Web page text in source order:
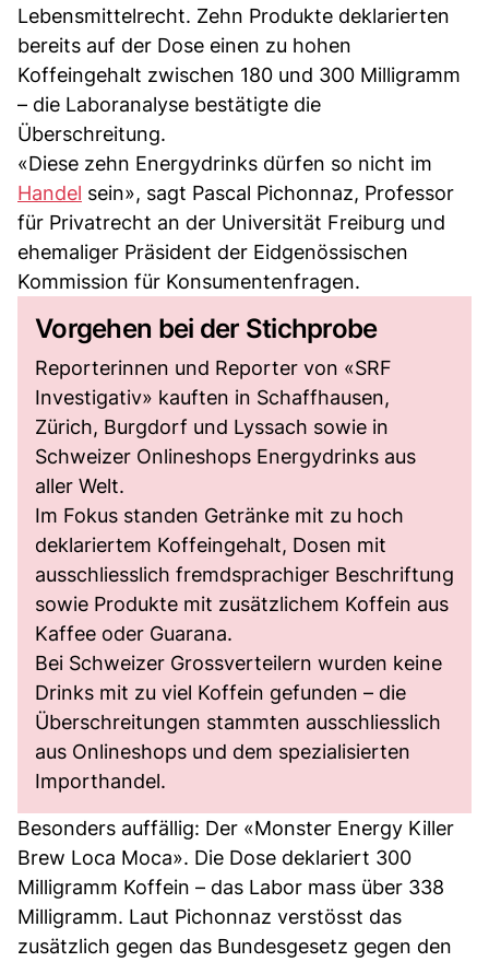
Lebensmittelrecht. Zehn Produkte deklarierten
bereits auf der Dose einen zu hohen
Koffeingehalt zwischen 180 und 300 Milligramm
– die Laboranalyse bestätigte die
Überschreitung.
«Diese zehn Energydrinks dürfen so nicht im
Handel sein», sagt Pascal Pichonnaz, Professor
für Privatrecht an der Universität Freiburg und
ehemaliger Präsident der Eidgenössischen
Kommission für Konsumentenfragen.
Vorgehen bei der Stichprobe
Reporterinnen und Reporter von «SRF
Investigativ» kauften in Schaffhausen,
Zürich, Burgdorf und Lyssach sowie in
Schweizer Onlineshops Energydrinks aus
aller Welt.
Im Fokus standen Getränke mit zu hoch
deklariertem Koffeingehalt, Dosen mit
ausschliesslich fremdsprachiger Beschriftung
sowie Produkte mit zusätzlichem Koffein aus
Kaffee oder Guarana.
Bei Schweizer Grossverteilern wurden keine
Drinks mit zu viel Koffein gefunden – die
Überschreitungen stammten ausschliesslich
aus Onlineshops und dem spezialisierten
Importhandel.
Besonders auffällig: Der «Monster Energy Killer
Brew Loca Moca». Die Dose deklariert 300
Milligramm Koffein – das Labor mass über 338
Milligramm. Laut Pichonnaz verstösst das
zusätzlich gegen das Bundesgesetz gegen den